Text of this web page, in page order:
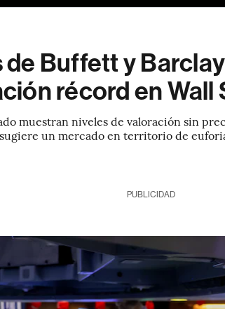
de Buffett y
récord en Wall
muestran niveles de valoración sin
un mercado en territorio de
PUBLICIDAD